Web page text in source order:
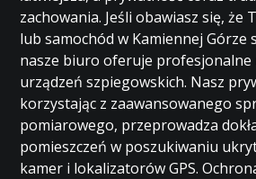
zachowania. Jeśli obawiasz się, że
lub samochód w Kamiennej Górze
nasze biuro oferuje profesjonalne
urządzeń szpiegowskich. Nasz
korzystając z zaawansowanego
pomiarowego, przeprowadza
pomieszczeń w poszukiwaniu
kamer i lokalizatorów GPS.